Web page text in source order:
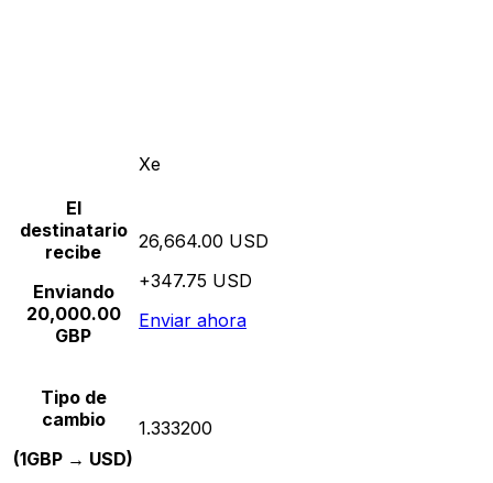
Xe
El
destinatario
recibe
Enviando
20,000.00
GBP
26,664.00 USD
+347.75 USD
Enviar ahora
Tipo de
cambio
(1GBP → USD)
1.333200